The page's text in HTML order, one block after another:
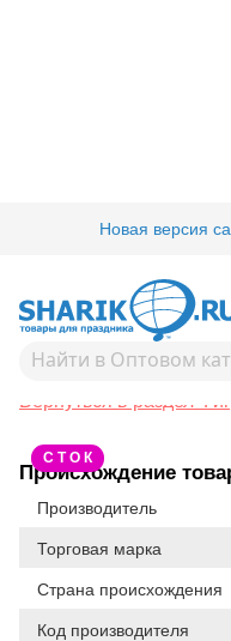
Новая версия
Товары для
ФИГУРА Медвежонок мальчик
1207-0477Ф
Вернуться в раздел
С Т О К
Происхождение
Производитель
Торговая марка
Страна происхождения
Код производителя